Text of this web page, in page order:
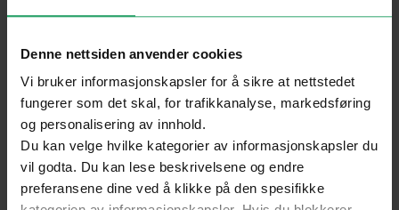
Denne nettsiden anvender cookies
Vi bruker informasjonskapsler for å sikre at nettstedet
fungerer som det skal, for trafikkanalyse, markedsføring
og personalisering av innhold.
Du kan velge hvilke kategorier av informasjonskapsler du
vil godta. Du kan lese beskrivelsene og endre
preferansene dine ved å klikke på den spesifikke
Produkter av europeisk standard tillverkas av
Konstruktionstjocklekarna är 68 mm och 92 mm;
Produkter av skandinavisk standard tillverkas av
limmat trä (tall). Karmens tjocklek är 118 mm och
bladets tjocklek är 68 mm;
Träfuktighet är 12 ± 3 %;
Den svenska färgen Becker Acroma används för
träbehandling. Färgtjockleken är 90 ÷ 120 mikron